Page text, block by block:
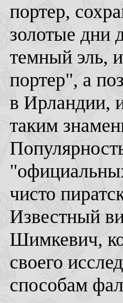
портер,
золотые дни
темный эль,
портер", а
в Ирландии,
таким
чисто
Известный
Шимкевич,
своего
способам